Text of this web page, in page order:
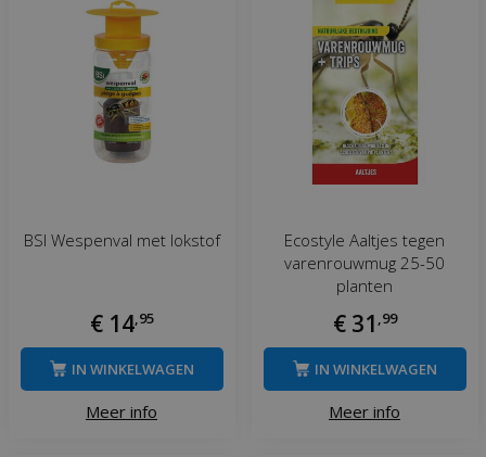
BSI Wespenval met lokstof
€ 14 95
Meer info
IN WINKELWAGEN
Ecostyle Aaltjes tegen
varenrouwmug 25-50
planten
€ 31 99
Meer info
IN WINKELWAGEN